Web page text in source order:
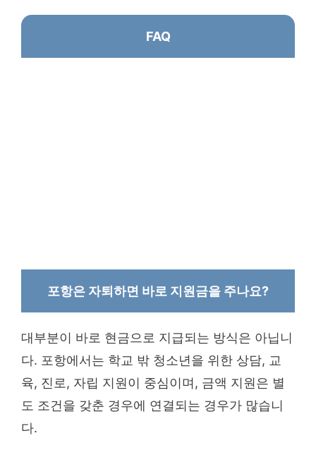
FAQ
포항은 자퇴하면 바로 지원금을 주나요?
대부분이 바로 현금으로 지급되는 방식은 아닙니
다. 포항에서는 학교 밖 청소년을 위한 상담, 교
육, 진로, 자립 지원이 중심이며, 금액 지원은 별
도 조건을 갖춘 경우에 연결되는 경우가 많습니
다.